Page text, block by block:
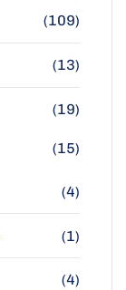
(109)
(13)
(19)
(15)
(4)
(1)
(4)